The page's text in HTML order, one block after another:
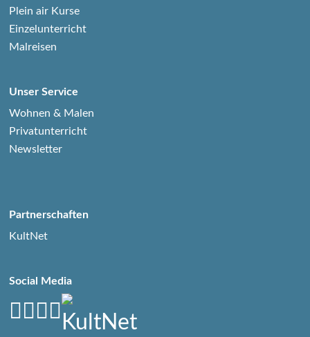
Plein air Kurse
Einzelunterricht
Malreisen
Unser Service
Wohnen & Malen
Privatunterricht
Newsletter
Partnerschaften
KultNet
Social Media